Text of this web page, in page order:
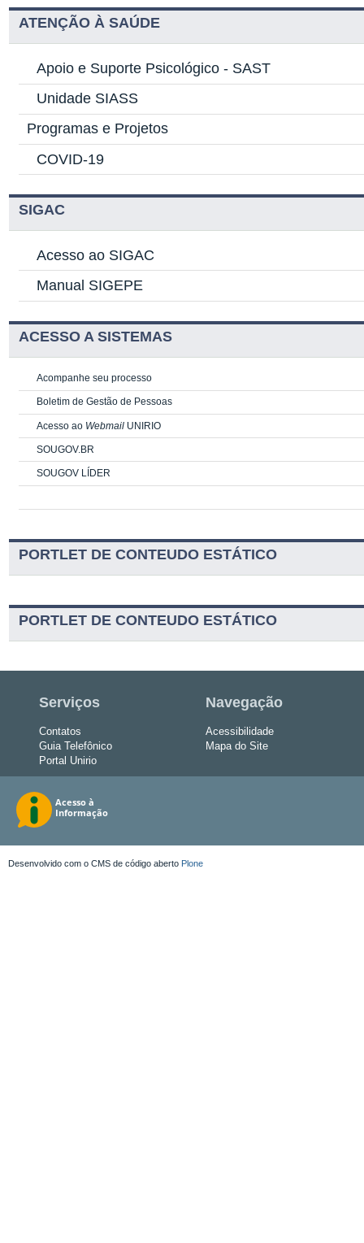
ATENÇÃO À SAÚDE
Apoio e Suporte Psicológico - SAST
Unidade SIASS
Programas e Projetos
COVID-19
SIGAC
Acesso ao SIGAC
Manual SIGEPE
ACESSO A SISTEMAS
Acompanhe seu processo
Boletim de Gestão de Pessoas
Acesso ao Webmail UNIRIO
SOUGOV.BR
SOUGOV LÍDER
PORTLET DE CONTEUDO ESTÁTICO
PORTLET DE CONTEUDO ESTÁTICO
Serviços
Contatos
Guia Telefônico
Portal Unirio
Navegação
Acessibilidade
Mapa do Site
Desenvolvido com o CMS de código aberto Plone